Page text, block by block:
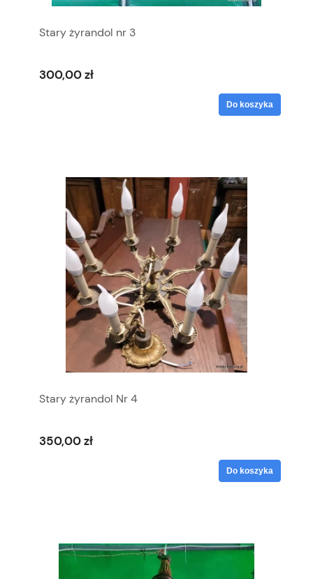
Stary żyrandol nr 3
300,00 zł
Do koszyka
Stary żyrandol Nr 4
350,00 zł
Do koszyka